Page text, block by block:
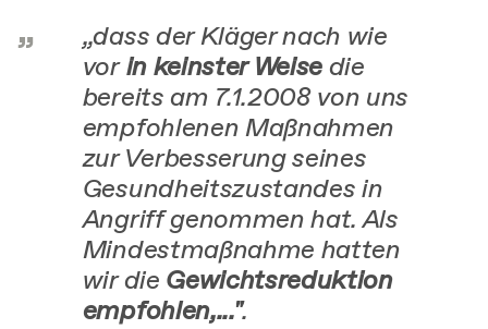
„dass der Kläger nach wie
vorin keinster Weisedie
bereits am 7.1.2008 von uns
empfohlenen Maßnahmen
zur Verbesserung seines
Gesundheitszustandes in
Angriff genommen hat. Als
Mindestmaßnahme hatten
wir die Gewichtsreduktion
empfohlen,...".